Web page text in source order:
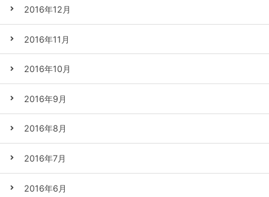
2016年12月
2016年11月
2016年10月
2016年9月
2016年8月
2016年7月
2016年6月